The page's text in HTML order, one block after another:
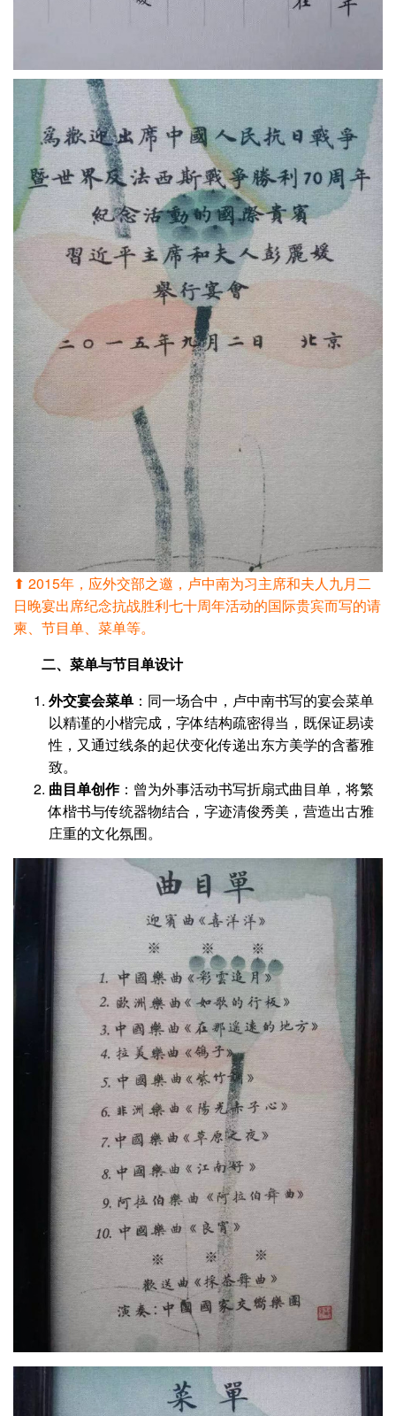
⬆ 2015年，应外交部之邀，卢中南为习主席和夫人九月二
日晚宴出席纪念抗战胜利七十周年活动的国际贵宾而写的请
柬、节目单、菜单等。
二、菜单与节目单设计
外交宴会菜单 ‌：同一场合中，卢中南书写的宴会菜单
以精谨的小楷完成，字体结构疏密得当，既保证易读
性，又通过线条的起伏变化传递出东方美学的含蓄雅
致‌。
曲目单创作‌：曾为外事活动书写折扇式曲目单，将繁
体楷书与传统器物结合，字迹清俊秀美，营造出古雅
庄重的文化氛围‌。